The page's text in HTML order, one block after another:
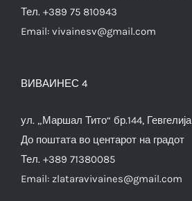
Тел. +389 75 810943
Email: vivainesv@gmail.com
ВИВАИНЕС 4
ул. „Маршал Тито“ бр.144, Гевгелија
До поштата во центарот на градот
Тел. +389 71380085
Email: zlataravivaines@gmail.com